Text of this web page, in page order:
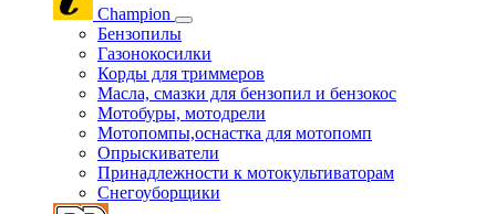
Champion
Бензопилы
Газонокосилки
Корды для триммеров
Масла, смазки для бензопил и бензокос
Мотобуры, мотодрели
Мотопомпы,оснастка для мотопомп
Опрыскиватели
Принадлежности к мотокультиваторам
Снегоуборщики